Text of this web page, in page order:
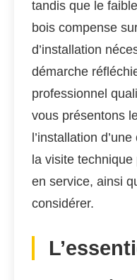
tandis que le
bois compense
d’installation
démarche
professionnel
vous présentons
l’installation
la visite
en service, ainsi
considérer.